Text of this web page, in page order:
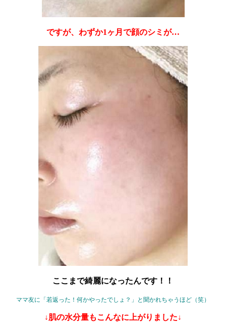
ですが、わずか1ヶ月で顔のシミが…
ここまで綺麗になったんです！！
ママ友に「若返った！何かやったでしょ？」と聞かれちゃうほど（笑）
↓肌の水分量もこんなに上がりました↓